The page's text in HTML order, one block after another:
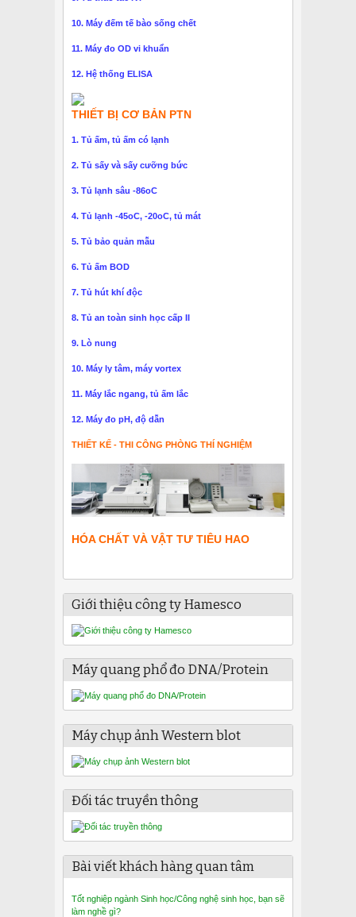
10. Máy đếm tế bào sống chết
11. Máy đo OD vi khuẩn
12. Hệ thống ELISA
THIẾT BỊ CƠ BẢN PTN
1. Tủ ấm, tủ ấm có lạnh
2. Tủ sấy và sấy cưỡng bức
3. Tủ lạnh sâu -86oC
4. Tủ lạnh -45oC, -20oC, tủ mát
5. Tủ bảo quản mẫu
6. Tủ ấm BOD
7. Tủ hút khí độc
8. Tủ an toàn sinh học cấp II
9. Lò nung
10. Máy ly tâm, máy vortex
11. Máy lắc ngang, tủ ấm lắc
12. Máy đo pH, độ dẫn
THIẾT KẾ - THI CÔNG PHÒNG THÍ NGHIỆM
HÓA CHẤT VÀ VẬT TƯ TIÊU HAO
Giới thiệu công ty Hamesco
Máy quang phổ đo DNA/Protein
Máy chụp ảnh Western blot
Đối tác truyền thông
Bài viết khách hàng quan tâm
Tốt nghiệp ngành Sinh học/Công nghệ sinh học, bạn sẽ
làm nghề gì?